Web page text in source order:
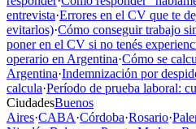
entrevista·Errores en el CV que te
evitarlos)·Cómo conseguir trabajo
poner en el CV si no tenés
operario en Argentina·Cómo se
Argentina·Indemnización por
calcula·Período de prueba laboral:
CiudadesBuenos
Aires·CABA·Córdoba·Rosario·